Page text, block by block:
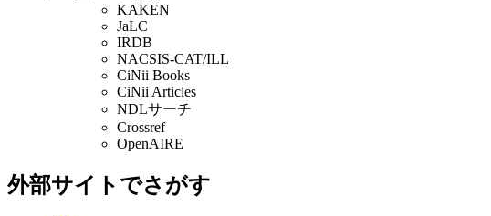
KAKEN
JaLC
IRDB
NACSIS-CAT/ILL
CiNii Books
CiNii Articles
NDLサーチ
Crossref
OpenAIRE
外部サイトでさがす